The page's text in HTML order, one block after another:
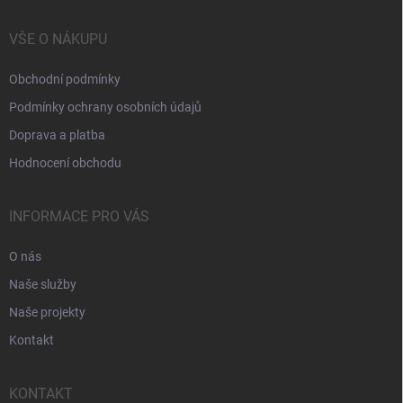
VŠE O NÁKUPU
Obchodní podmínky
Podmínky ochrany osobních údajů
Doprava a platba
Hodnocení obchodu
INFORMACE PRO VÁS
O nás
Naše služby
Naše projekty
Kontakt
KONTAKT